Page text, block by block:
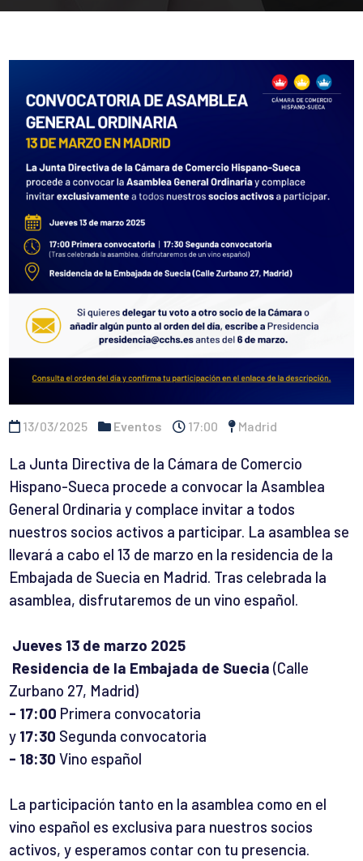
13/03/2025 Eventos 17:00 Madrid
La Junta Directiva de la Cámara de Comercio
Hispano-Sueca procede a convocar la Asamblea
General Ordinaria y complace invitar a todos
nuestros socios activos a participar. La asamblea se
llevará a cabo el 13 de marzo en la residencia de la
Embajada de Suecia en Madrid. Tras celebrada la
asamblea, disfrutaremos de un vino español.
Jueves 13 de marzo 2025
Residencia de la Embajada de Suecia(Calle
Zurbano 27, Madrid)
- 17:00 Primera convocatoria
y 17:30 Segunda convocatoria
- 18:30 Vino español
La participación tanto en la asamblea como en el
vino español es exclusiva para nuestros socios
activos, y esperamos contar con tu presencia.